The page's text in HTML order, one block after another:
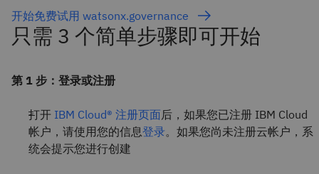
开始免费试用 watsonx.governance
只需 3 个简单步骤即可开始
第 1 步：登录或注册
打开 IBM Cloud® 注册页面后，如果您已注册 IBM Cloud
帐户，请使用您的信息登录。如果您尚未注册云帐户，系
统会提示您进行创建